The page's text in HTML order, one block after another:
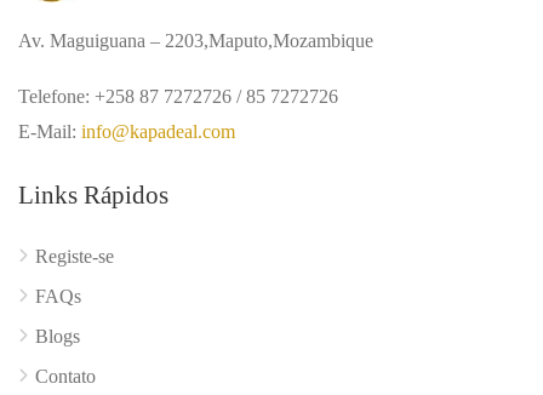
Av. Maguiguana – 2203,Maputo,Mozambique
Telefone: +258 87 7272726 / 85 7272726
E-Mail: info@kapadeal.com
Links Rápidos
Registe-se
FAQs
Blogs
Contato